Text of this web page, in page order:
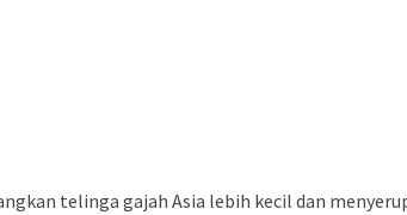
telinga gajah Asia lebih kecil dan